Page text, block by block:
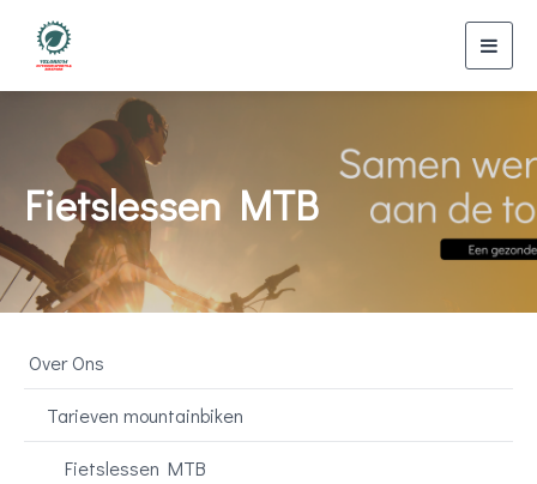
Fietslessen MTB
Over Ons
Tarieven mountainbiken
Fietslessen MTB